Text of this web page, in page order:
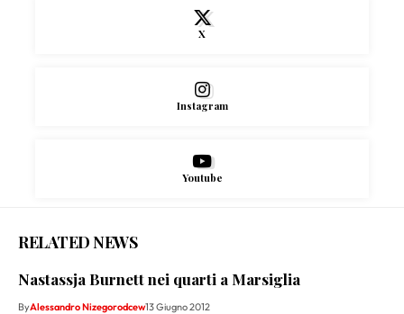
X
Instagram
Youtube
RELATED NEWS
Nastassja Burnett nei quarti a Marsiglia
ByAlessandro Nizegorodcew13 Giugno 2012